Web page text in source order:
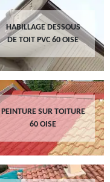
HABILLAGE DESSOUS
DE TOIT PVC 60 OISE
PEINTURE SUR TOITURE
60 OISE